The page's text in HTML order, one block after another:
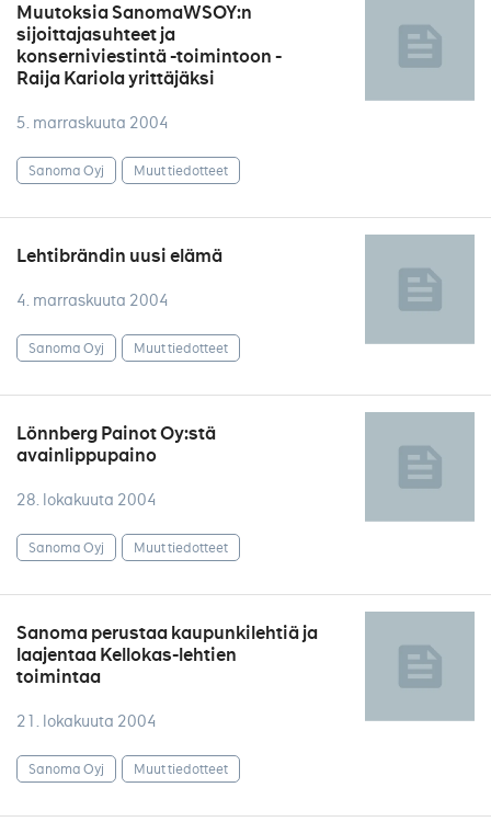
Muutoksia SanomaWSOY:n
sijoittajasuhteet ja
konserniviestintä -toimintoon -
Raija Kariola yrittäjäksi
5. marraskuuta 2004
Sanoma Oyj Muut tiedotteet
Lehtibrändin uusi elämä
4. marraskuuta 2004
Sanoma Oyj Muut tiedotteet
Lönnberg Painot Oy:stä
avainlippupaino
28. lokakuuta 2004
Sanoma Oyj Muut tiedotteet
Sanoma perustaa kaupunkilehtiä ja
laajentaa Kellokas-lehtien
toimintaa
21. lokakuuta 2004
Sanoma Oyj Muut tiedotteet